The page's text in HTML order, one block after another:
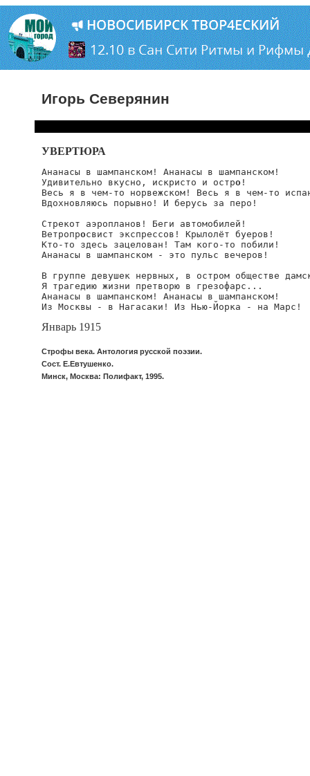
Игорь Северянин
УВЕРТЮРА
Ананасы в шампанском! Ананасы в шампанском!
Удивительно вкусно, искристо и остро !
Весь я в чем-то норвежском! Весь я в чем-то
Вдохновляюсь порывно! И берусь за перо!
Стрекот аэропланов! Беги автомобилей!
Ветропросвист экспрессов! Крылолёт буеров!
Кто-то здесь зацелован! Там кого-то побили!
Ананасы в шампанском - это пульс вечеров!
В группе девушек нервных, в остром обществе
Я трагедию жизни претворю в грезофарс...
Ананасы в шампанском! Ананасы в шампанском!
Из Москвы - в Нагасаки! Из Нью-Йорка - на Марс!
Январь 1915
Строфы века. Антология русской поэзии.
Сост. Е.Евтушенко.
Минск, Москва: Полифакт, 1995.